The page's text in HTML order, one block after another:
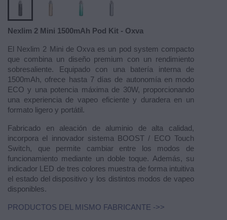
Nexlim 2 Mini 1500mAh Pod Kit - Oxva
El Nexlim 2 Mini de Oxva es un pod system compacto
que combina un diseño premium con un rendimiento
sobresaliente. Equipado con una batería interna de
1500mAh, ofrece hasta 7 días de autonomía en modo
ECO y una potencia máxima de 30W, proporcionando
una experiencia de vapeo eficiente y duradera en un
formato ligero y portátil.
Fabricado en aleación de aluminio de alta calidad,
incorpora el innovador sistema BOOST / ECO Touch
Switch, que permite cambiar entre los modos de
funcionamiento mediante un doble toque. Además, su
indicador LED de tres colores muestra de forma intuitiva
el estado del dispositivo y los distintos modos de vapeo
disponibles.
PRODUCTOS DEL MISMO FABRICANTE ->>